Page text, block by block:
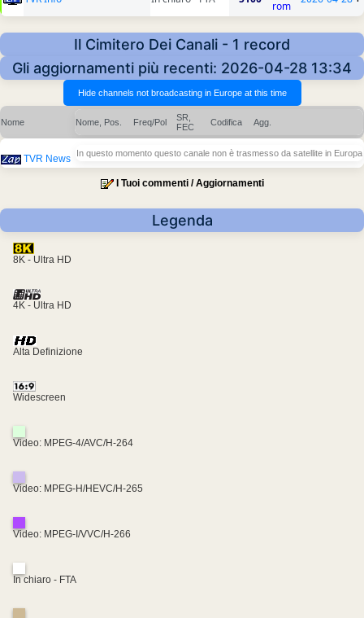
rom
Il Cimitero Dei Canali - 1 record
Gli aggiornamenti più recenti: 2026-04-28 13:34
Nome Nome, Pos. Freq/Pol
SR,
FEC
Codifica Agg.
TVR News In questo momento questo canale non è trasmesso da satellite in Europa
I Tuoi commenti / Aggiornamenti
Legenda
8K - Ultra HD
4K - Ultra HD
Alta Definizione
Widescreen
Video: MPEG-4/AVC/H-264
Video: MPEG-H/HEVC/H-265
Video: MPEG-I/VVC/H-266
In chiaro - FTA